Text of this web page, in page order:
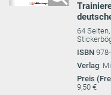
64
ISBN
Verlag:
Preis
9,50 €